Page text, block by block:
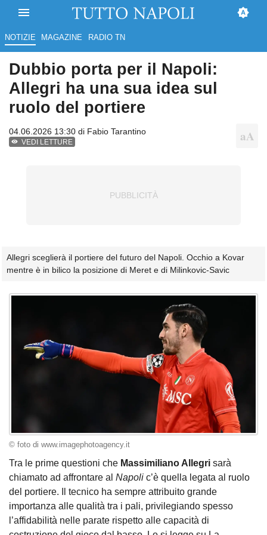
NOTIZIE MAGAZINE RADIO TN
Dubbio porta per il Napoli:
Allegri ha una sua idea sul
ruolo del portiere
04.06.2026 13:30 di Fabio Tarantino
VEDI LETTURE
Allegri sceglierà il portiere del futuro del Napoli. Occhio a Kovar
mentre è in bilico la posizione di Meret e di Milinkovic-Savic
© foto di www.imagephotoagency.it
Tra le prime questioni che Massimiliano Allegri sarà
chiamato ad affrontare al Napoli c’è quella legata al ruolo
del portiere. Il tecnico ha sempre attribuito grande
importanza alle qualità tra i pali, privilegiando spesso
l’affidabilità nelle parate rispetto alle capacità di